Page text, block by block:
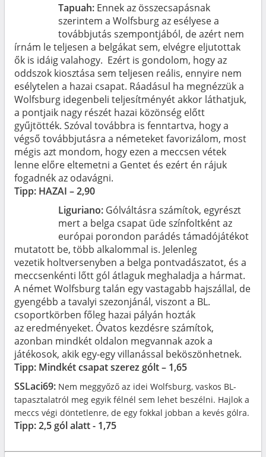
Tapuah: Ennek az összecsapásnak
szerintem a Wolfsburg az esélyese a
továbbjutás szempontjából, de azért nem
írnám le teljesen a belgákat sem, elvégre eljutottak
ők is idáig valahogy. Ezért is gondolom, hogy az
oddszok kiosztása sem teljesen reális, ennyire nem
esélytelen a hazai csapat. Ráadásul ha megnézzük a
Wolfsburg idegenbeli teljesítményét akkor láthatjuk,
a pontjaik nagy részét hazai közönség előtt
gyűjtötték. Szóval továbbra is fenntartva, hogy a
végső továbbjutásra a németeket favorizálom, most
mégis azt mondom, hogy ezen a meccsen vétek
lenne előre eltemetni a Gentet és ezért én rájuk
fogadnék az odavágni.
Tipp: HAZAI – 2,90
Liguriano: Gólváltásra számítok, egyrészt
mert a belga csapat üde színfoltként az
európai porondon parádés támadójátékot
mutatott be, több alkalommal is. Jelenleg
vezetik holtversenyben a belga pontvadászatot, és a
meccsenkénti lőtt gól átlaguk meghaladja a hármat.
A német Wolfsburg talán egy vastagabb hajszállal, de
gyengébb a tavalyi szezonjánál, viszont a BL.
csoportkörben főleg hazai pályán hozták
az eredményeket. Óvatos kezdésre számítok,
azonban mindkét oldalon megvannak azok a
játékosok, akik egy-egy villanással beköszönhetnek.
Tipp: Mindkét csapat szerez gólt – 1,65
SSLaci69: Nem meggyőző az idei Wolfsburg, vaskos BL-
tapasztalatról meg egyik félnél sem lehet beszélni. Hajlok a
meccs végi döntetlenre, de egy fokkal jobban a kevés gólra.
Tipp: 2,5 gól alatt - 1,75